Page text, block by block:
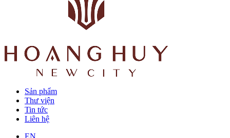
Sản phẩm
Thư viện
Tin tức
Liên hệ
EN